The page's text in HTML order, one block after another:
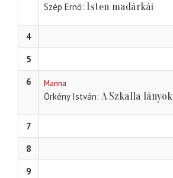
Szép Ernő Isten madárkái
4
5
6
Manna
Örkény István A Szkalla lányok
7
8
9